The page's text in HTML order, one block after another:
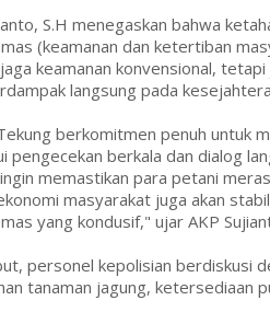
S.H menegaskan bahwa
(keamanan dan ketertiban
keamanan konvensional,
langsung pada
berkomitmen penuh untuk
pengecekan berkala dan dialog
memastikan para petani
masyarakat juga akan
yang kondusif," ujar AKP
personel kepolisian berdiskusi
tanaman jagung, ketersediaan